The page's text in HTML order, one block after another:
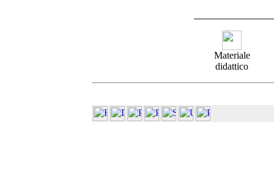
Materiale
didattico